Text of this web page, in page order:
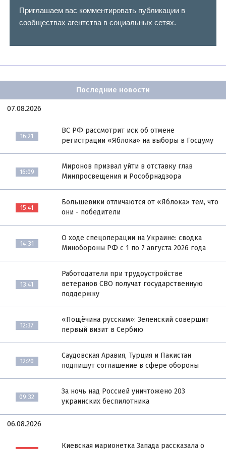
Приглашаем вас комментировать публикации в
сообществах агентства в социальных сетях.
Последние новости
07.08.2026
16:21
ВС РФ рассмотрит иск об отмене
регистрации «Яблока» на выборы в Госдуму
16:09
Миронов призвал уйти в отставку глав
Минпросвещения и Рособрнадзора
15:41
Большевики отличаются от «Яблока» тем, что
они - победители
14:31
О ходе спецоперации на Украине: сводка
Минобороны РФ с 1 по 7 августа 2026 года
13:41
Работодатели при трудоустройстве
ветеранов СВО получат государственную
поддержку
12:37
«Пощёчина русским»: Зеленский совершит
первый визит в Сербию
12:20
Саудовская Аравия, Турция и Пакистан
подпишут соглашение в сфере обороны
09:32
За ночь над Россией уничтожено 203
украинских беспилотника
06.08.2026
Киевская марионетка Запада рассказала о